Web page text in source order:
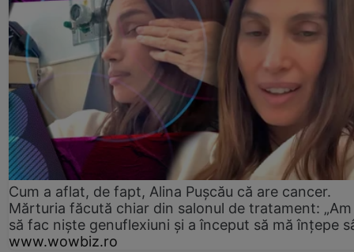
Cum a aflat, de fapt, Alina Pușcău că are cancer.
Mărturia făcută chiar din salonul de tratament:
să fac niște genuflexiuni și a început să mă înțepe
www.wowbiz.ro